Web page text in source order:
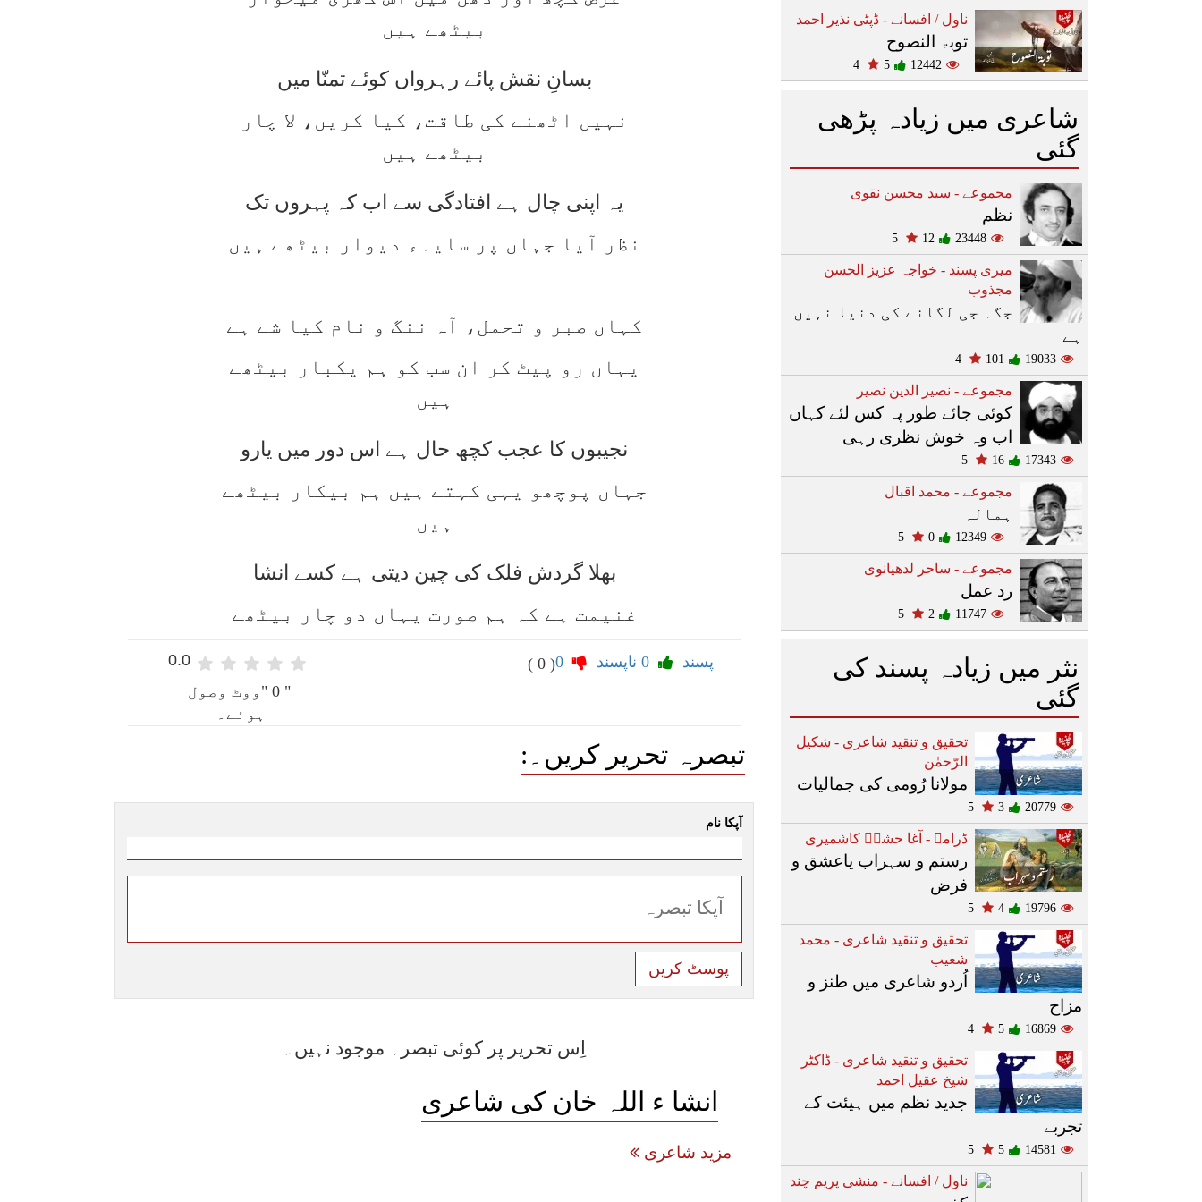
بیٹھے ہیں
بسانِ نقش پائے رہرواں کوئے تمنّا میں
نہیں اٹھنے کی طاقت، کیا کریں، لا چار
بیٹھے ہیں
یہ اپنی چال ہے افتادگی سے اب کہ پہروں تک
نظر آیا جہاں پر سایہء دیوار بیٹھے ہیں
کہاں صبر و تحمل، آہ ننگ و نام کیا شے ہے
یہاں رو پیٹ کر ان سب کو ہم یکبار بیٹھے
ہیں
نجیبوں کا عجب کچھ حال ہے اس دور میں یارو
جہاں پوچھو یہی کہتے ہیں ہم بیکار بیٹھے
ہیں
بھلا گردش فلک کی چین دیتی ہے کسے انشا
غنیمت ہے کہ ہم صورت یہاں دو چار بیٹھے
0.0
" 0 "ووٹ وصول
ہوئے۔
پسند ناپسند ( 0 )
تبصرہ تحریر کریں۔:
آپکا نام
پوسٹ کریں
اِس تحریر پر کوئی تبصرہ موجود نہیں۔
انشا ء اللہ خان کی شاعری
مزید شاعری
ناول / افسانے - ڈپٹی نذیر احمد
توبۃ النصوح
12442
5
4
شاعری میں زیادہ پڑھی
گئی
مجموعے - سید محسن نقوی
نظم
23448
12
5
میری پسند - خواجہ عزیز الحسن
مجذوب
جگہ جی لگانے کی دنیا نہیں
ہے
19033
101
4
مجموعے - نصیر الدین نصیر
کوئی جائے طور پہ کس لئے کہاں
اب وہ خوش نظری رہی
17343
16
5
مجموعے - محمد اقبال
ہمالہ
12349
0
5
مجموعے - ساحر لدھیانوی
رد عمل
11747
2
5
نثر میں زیادہ پسند کی
گئی
تحقیق و تنقید شاعری - شکیل
الرّحمٰن
مولانا رُومی کی جمالیات
20779
3
5
ڈرامے - آغا حشرؔ کاشمیری
رستم و سہراب یاعشق و
فرض
19796
4
5
تحقیق و تنقید شاعری - محمد
شعیب
اُردو شاعری میں طنز و
مزاح
16869
5
4
تحقیق و تنقید شاعری - ڈاکٹر
شیخ عقیل احمد
جدید نظم میں ہیئت کے
تجربے
14581
5
5
ناول / افسانے - منشی پریم چند